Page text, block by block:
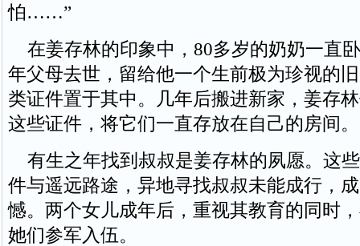
怕……”
在姜存林的印象中，80多岁的奶奶一直
年父母去世，留给他一个生前极为珍视的
类证件置于其中。几年后搬进新家，姜存
这些证件，将它们一直存放在自己的房间。
有生之年找到叔叔是姜存林的夙愿。这
件与遥远路途，异地寻找叔叔未能成行，
憾。两个女儿成年后，重视其教育的同时
她们参军入伍。